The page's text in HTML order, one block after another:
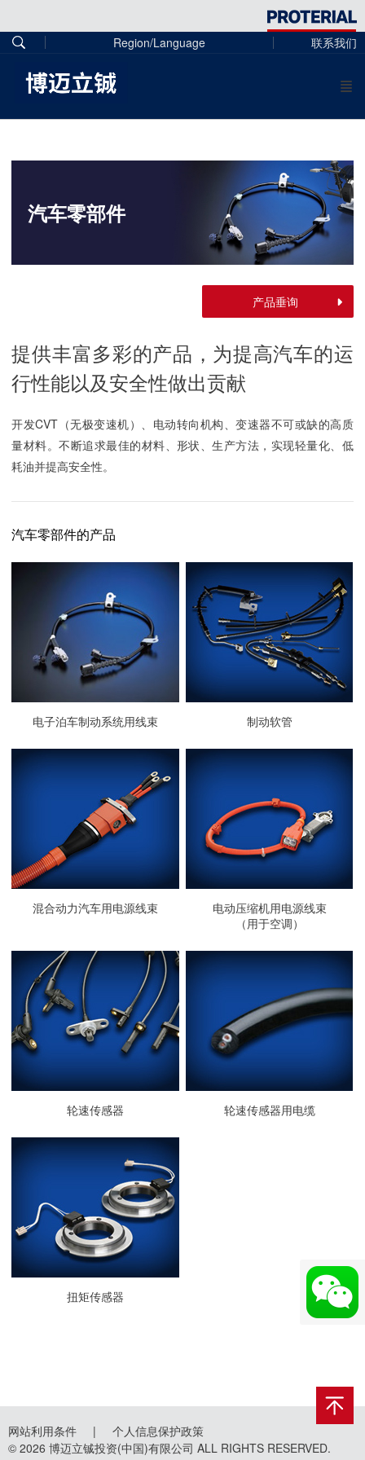
Region/Language 联系我们
汽车零部件
产品垂询
提供丰富多彩的产品，为提高汽车的运
行性能以及安全性做出贡献
开发CVT（无极变速机）、电动转向机构、变速器不可或缺的高质
量材料。不断追求最佳的材料、形状、生产方法，实现轻量化、低
耗油并提高安全性。
汽车零部件的产品
电子泊车制动系统用线束 制动软管
混合动力汽车用电源线束
电动压缩机用电源线束
（用于空调）
轮速传感器 轮速传感器用电缆
扭矩传感器
网站利用条件 | 个人信息保护政策
© 2026 博迈立铖投资(中国)有限公司 ALL RIGHTS RESERVED.